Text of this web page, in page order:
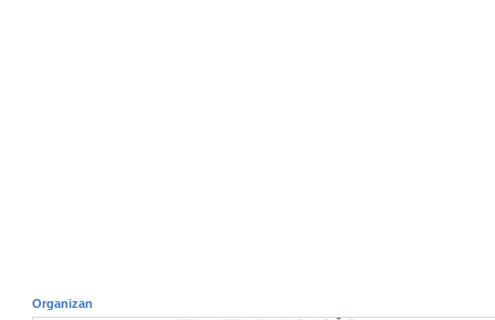
Organizan